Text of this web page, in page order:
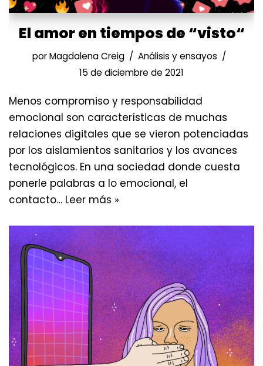
El amor en tiempos de “visto“
porMagdalena Creig
Análisis y ensayos
15 de diciembre de 2021
Menos compromiso y responsabilidad
emocional son características de muchas
relaciones digitales que se vieron potenciadas
por los aislamientos sanitarios y los avances
tecnológicos. En una sociedad donde cuesta
ponerle palabras a lo emocional, el
contacto… Leer más »